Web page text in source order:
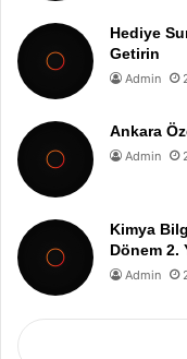
Hediye
Getirin
Admin
Ankara
Admin
Kimya
Dönem 2.
Admin